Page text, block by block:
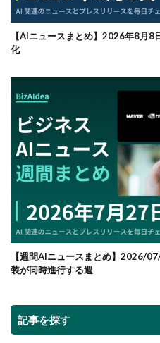
【AIニュースまとめ】2026年8月
化
【週間AIニュースまとめ】2026/
装が同時進行する週
記事を探す